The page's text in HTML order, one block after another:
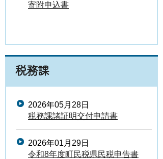
寄附申込書
税務課
2026年05月28日
税務課諸証明交付申請書
2026年01月29日
令和8年度町民税県民税申告書